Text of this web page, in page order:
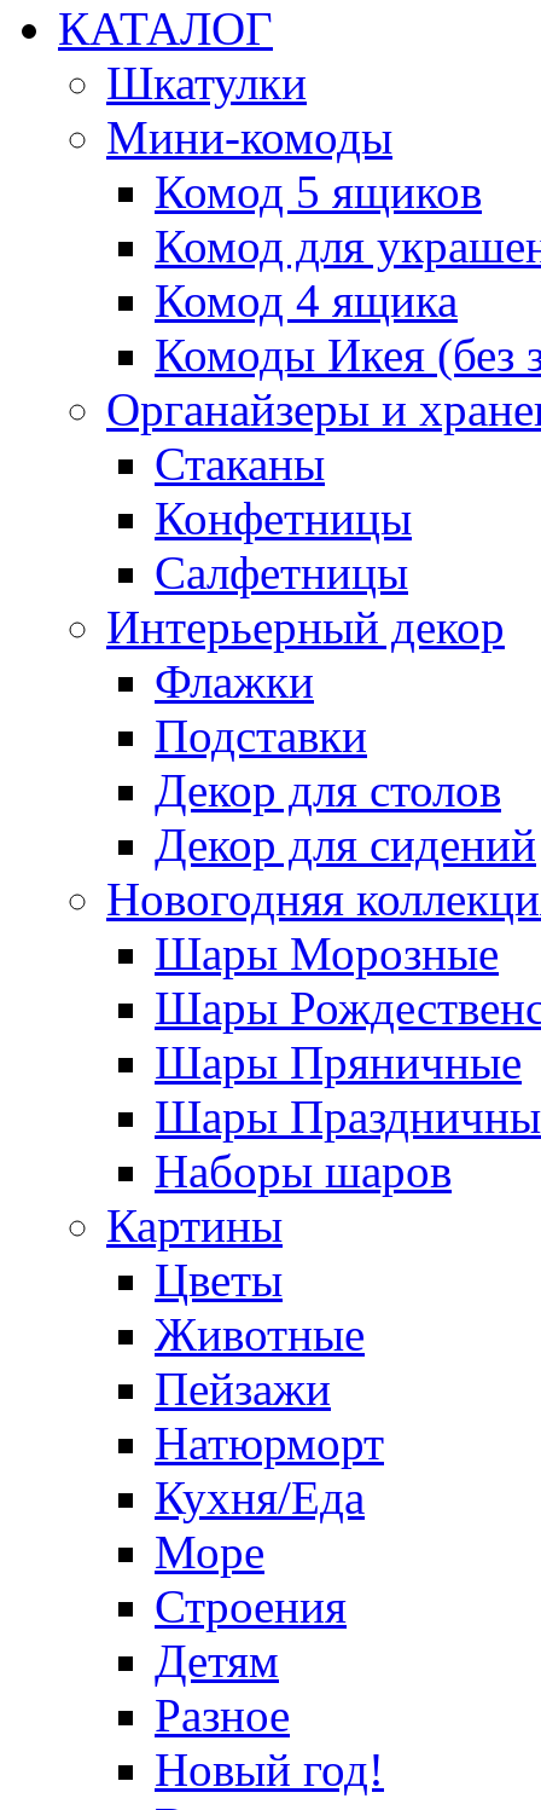
КАТАЛОГ
Шкатулки
Мини-комоды
Комод 5 ящиков
Комод для
Комод 4 ящика
Комоды Икея (без
Органайзеры и
Стаканы
Конфетницы
Салфетницы
Интерьерный декор
Флажки
Подставки
Декор для столов
Декор для сидений
Новогодняя
Шары Морозные
Шары
Шары Пряничные
Шары
Наборы шаров
Картины
Цветы
Животные
Пейзажи
Натюрморт
Кухня/Еда
Море
Строения
Детям
Разное
Новый год!